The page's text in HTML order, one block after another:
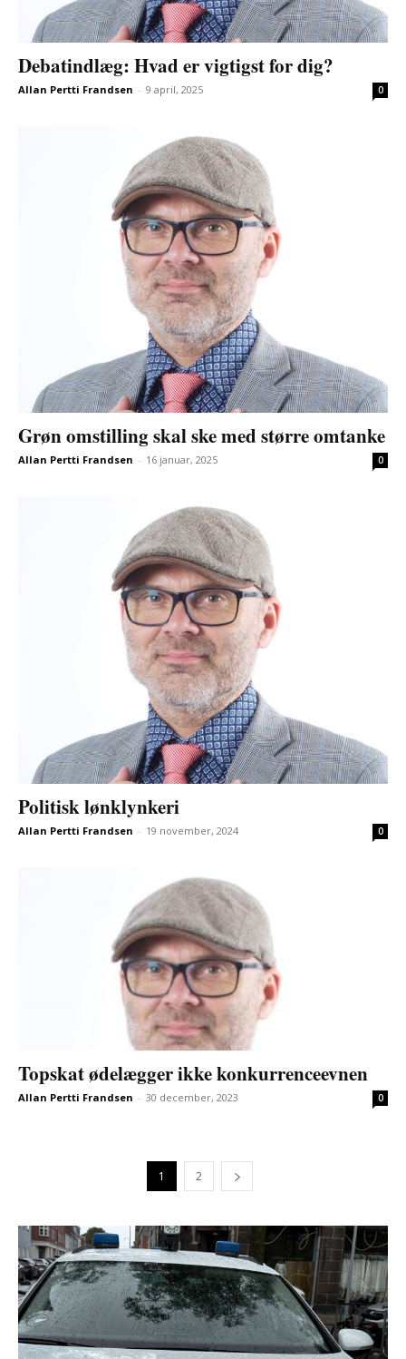
Debatindlæg: Hvad er vigtigst for dig?
Allan Pertti Frandsen - 9 april, 2025 0
Grøn omstilling skal ske med større omtanke
Allan Pertti Frandsen - 16 januar, 2025 0
Politisk lønklynkeri
Allan Pertti Frandsen - 19 november, 2024 0
Topskat ødelægger ikke konkurrenceevnen
Allan Pertti Frandsen - 30 december, 2023 0
1 2